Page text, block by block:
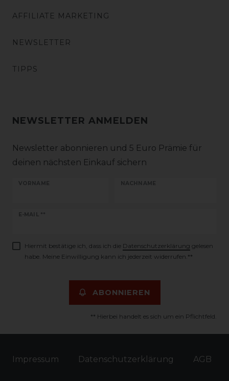
AFFILIATE MARKETING
NEWSLETTER
TIPPS
NEWSLETTER ANMELDEN
Newsletter abonnieren und 5 Euro Prämie für
deinen nächsten Einkauf sichern
VORNAME NACHNAME
E-MAIL **
Newsletter
Hiermit bestätige ich, dass ich die Daten­schutz­erklärung gelesen
habe. Meine Einwilligung kann ich jederzeit widerrufen.**
ABONNIEREN
** Hierbei handelt es sich um ein Pflichtfeld.
Impressum Daten­schutz­erklärung AGB